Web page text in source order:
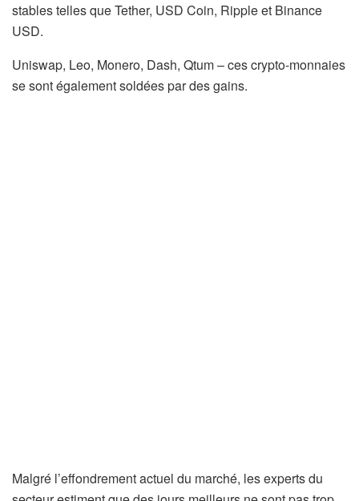
stables telles que Tether, USD Coin, Ripple et Binance
USD.
Uniswap, Leo, Monero, Dash, Qtum – ces crypto-monnaies
se sont également soldées par des gains.
Malgré l’effondrement actuel du marché, les experts du